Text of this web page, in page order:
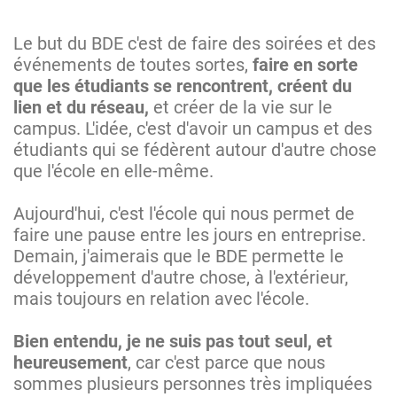
Le but du BDE c'est de faire des soirées et des
événements de toutes sortes, faire en sorte
que les étudiants se rencontrent, créent du
lien et du réseau, et créer de la vie sur le
campus. L'idée, c'est d'avoir un campus et des
étudiants qui se fédèrent autour d'autre chose
que l'école en elle-même.
Aujourd'hui, c'est l'école qui nous permet de
faire une pause entre les jours en entreprise.
Demain, j'aimerais que le BDE permette le
développement d'autre chose, à l'extérieur,
mais toujours en relation avec l'école.
Bien entendu, je ne suis pas tout seul, et
heureusement, car c'est parce que nous
sommes plusieurs personnes très impliquées